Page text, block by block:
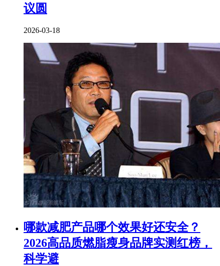
议圆
2026-03-18
​哪款减肥产品哪个效果好还安全？
2026高品质燃脂瘦身品牌实测红榜，
科学避